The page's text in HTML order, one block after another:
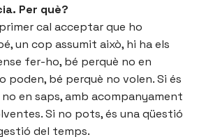
Per què?
cal acceptar que ho
un cop assumit això, hi ha els
fer-ho, bé perquè no en
poden, bé perquè no volen. Si és
en saps, amb acompanyament
Si no pots, és una qüestió
del temps.